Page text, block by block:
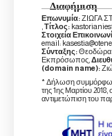
Διαφήμιση
Επωνυμία:ΖΙΩΓΑ
Τίτλος:
Στοιχεία
email:
Σύνταξης:Θεοδώρα
Εκπρόσωπος,
(domain name):
* Δήλωση
της 1ης Μαρτίου 2018,
αντιμετώπιση του